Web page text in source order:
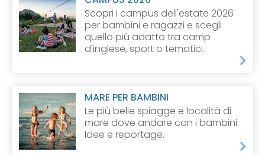
Scopri i campus dell'estate 2026
per bambini e ragazzi e scegli
quello più adatto tra camp
d'inglese, sport o tematici.
MARE PER BAMBINI
Le più belle spiagge e località di
mare dove andare con i bambini.
Idee e reportage.